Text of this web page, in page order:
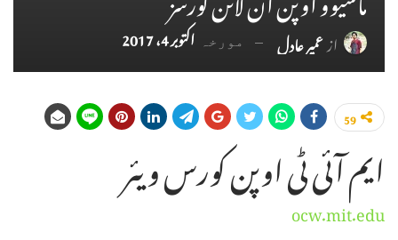
ازعمیر عادل مورخہ اکتوبر 4، 2017
59
ایم آئی ٹی اوپن کورس ویئر
ocw.mit.edu